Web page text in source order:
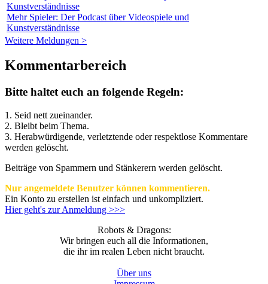
Mehr Spieler: Der Podcast über Videospiele und
Kunstverständnisse
Weitere Meldungen >
Kommentarbereich
Bitte haltet euch an folgende Regeln:
1. Seid nett zueinander.
2. Bleibt beim Thema.
3. Herabwürdigende, verletztende oder respektlose Kommentare
werden gelöscht.
Beiträge von Spammern und Stänkerern werden gelöscht.
Nur angemeldete Benutzer können kommentieren.
Ein Konto zu erstellen ist einfach und unkompliziert.
Hier geht's zur Anmeldung >>>
Robots & Dragons:
Wir bringen euch all die Informationen,
die ihr im realen Leben nicht braucht.
Über uns